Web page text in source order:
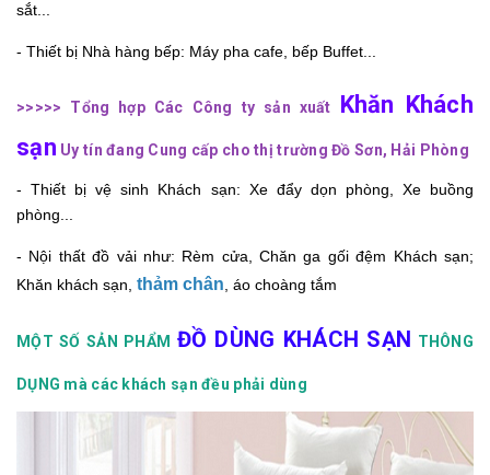
sắt...
- Thiết bị Nhà hàng bếp: Máy pha cafe, bếp Buffet...
>>>>> Tổng hợp Các Công ty sản xuất Khăn Khách
sạn Uy tín đang Cung cấp cho thị trường Đồ Sơn, Hải Phòng
- Thiết bị vệ sinh Khách sạn: Xe đẩy dọn phòng, Xe buồng
phòng...
- Nội thất đồ vải như: Rèm cửa, Chăn ga gối đệm Khách sạn;
Khăn khách sạn, thảm chân , áo choàng tắm
MỘT SỐ SẢN PHẨM ĐỒ DÙNG KHÁCH SẠN THÔNG
DỤNG mà các khách sạn đều phải dùng